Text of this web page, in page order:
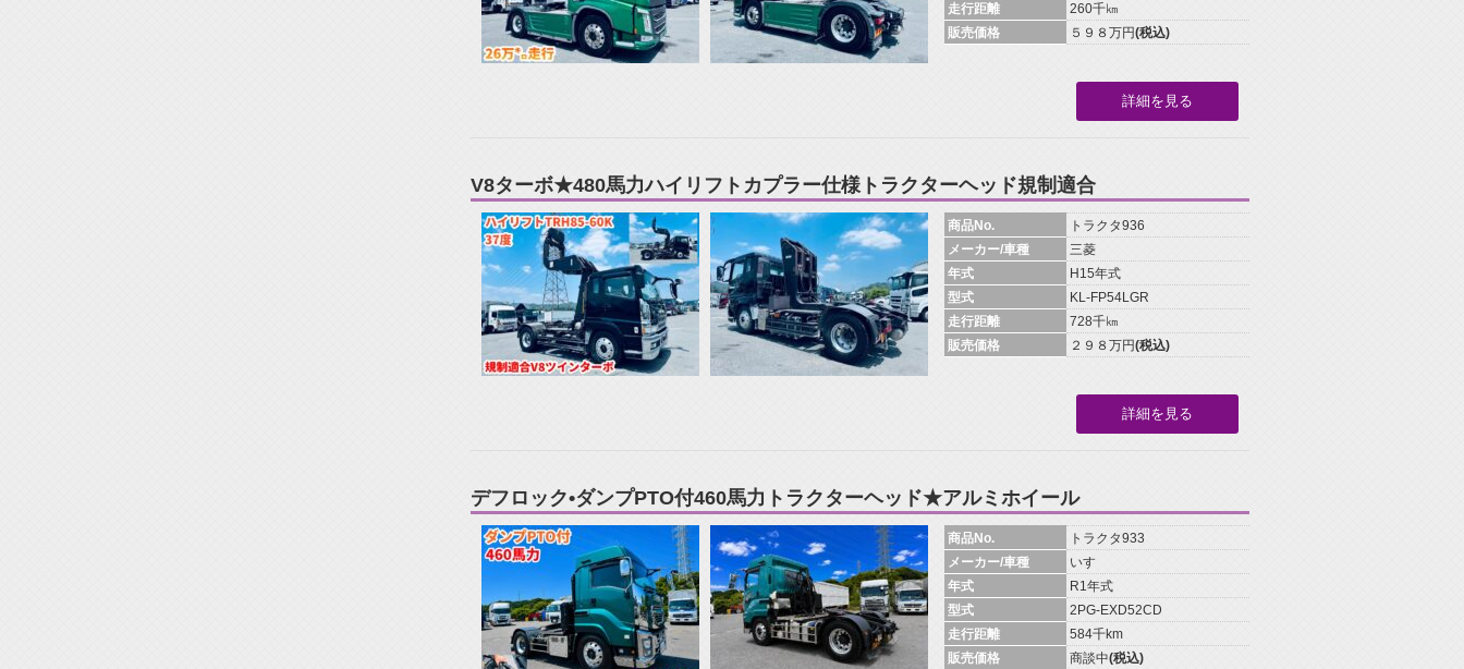
走行距離
260千㎞
販売価格
５９８万円(税込)
詳細を見る
V8ターボ★480馬力ハイリフトカプラー仕様トラクターヘッド規制適合
商品No.
トラクタ936
メーカー/車種
三菱
年式
H15年式
型式
KL-FP54LGR
走行距離
728千㎞
販売価格
２９８万円(税込)
詳細を見る
デフロック•ダンプPTO付460馬力トラクターヘッド★アルミホイール
商品No.
トラクタ933
メーカー/車種
いすゞ
年式
R1年式
型式
2PG-EXD52CD
走行距離
584千km
販売価格
商談中(税込)